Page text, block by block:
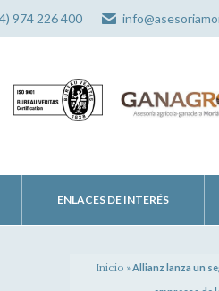
974 226 400
ENLACES DE INTERÉS
Inicio »Allianz lanza un